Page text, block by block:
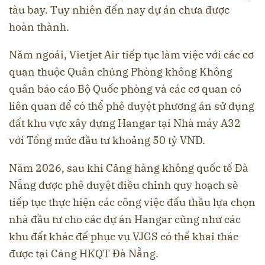
tàu bay. Tuy nhiên đến nay dự án chưa được
hoàn thành.
Năm ngoái, Vietjet Air tiếp tục làm việc với các cơ
quan thuộc Quân chủng Phòng không Không
quân báo cáo Bộ Quốc phòng và các cơ quan có
liên quan để có thể phê duyệt phương án sử dụng
đất khu vực xây dựng Hangar tại Nhà máy A32
với Tổng mức đầu tư khoảng 50 tỷ VND.
Năm 2026, sau khi Cảng hàng không quốc tế Đà
Nẵng được phê duyệt điều chỉnh quy hoạch sẽ
tiếp tục thực hiện các công việc đấu thầu lựa chọn
nhà đầu tư cho các dự án Hangar cũng như các
khu đất khác để phục vụ VJGS có thể khai thác
được tại Cảng HKQT Đà Nẵng.